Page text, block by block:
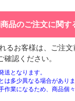
品のご注文に関す
るお客様は、ご注文
認ください。
となります。
多少異なる場合がありま
業になるため、商品個